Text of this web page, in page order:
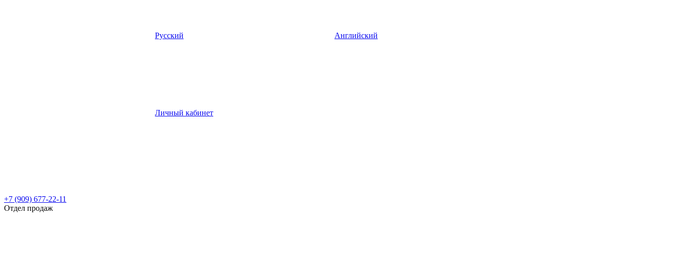
Русский Английский
Личный кабинет
+7 (909) 677-22-11
Отдел продаж